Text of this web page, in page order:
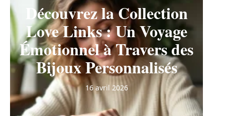
Découvrez la Collection
Love Links : Un Voyage
Émotionnel à Travers des
Bijoux Personnalisés
16 avril 2026